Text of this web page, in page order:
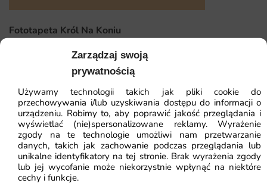
Zarządzaj swoją
prywatnością
Używamy technologii takich jak pliki cookie do
przechowywania i/lub uzyskiwania dostępu do informacji o
urządzeniu. Robimy to, aby poprawić jakość przeglądania i
wyświetlać (nie)spersonalizowane reklamy. Wyrażenie
zgody na te technologie umożliwi nam przetwarzanie
danych, takich jak zachowanie podczas przeglądania lub
unikalne identyfikatory na tej stronie. Brak wyrażenia zgody
lub jej wycofanie może niekorzystnie wpłynąć na niektóre
cechy i funkcje.
po kilku miesiącach. Stawiamy na dopracowanie każdego
szczegółu — od jakości druku po precyzyjne
przygotowanie do montażu.
Oto najważniejsze zalety, które wyróżniają ten wzór:
inspiracja do podróży i marzeń
łatwa aplikacja bez konieczności moczenia tapety
czytelne kontury kontynentów
matowe wykończenie bez nieprzyjemnych refleksów
Fototapeta Król Na Koniu
64.51zł
ZOBACZ WSZYSTKIE